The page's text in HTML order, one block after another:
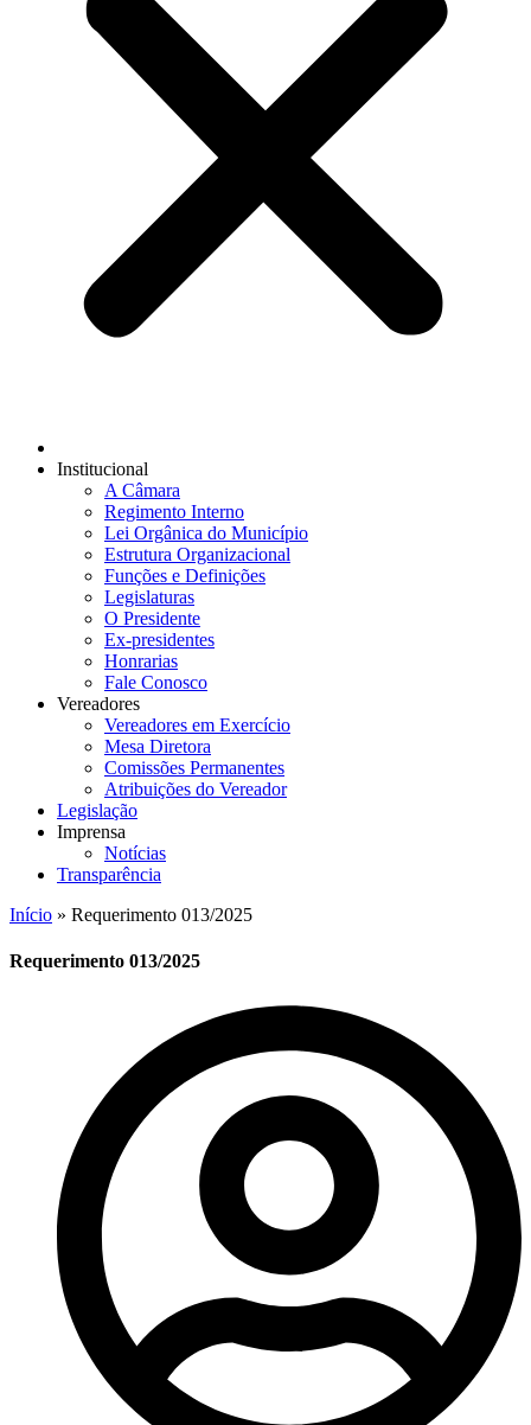
Institucional
A Câmara
Regimento Interno
Lei Orgânica do Município
Estrutura Organizacional
Funções e Definições
Legislaturas
O Presidente
Ex-presidentes
Honrarias
Fale Conosco
Vereadores
Vereadores em Exercício
Mesa Diretora
Comissões Permanentes
Atribuições do Vereador
Legislação
Imprensa
Notícias
Transparência
Início » Requerimento 013/2025
Requerimento 013/2025